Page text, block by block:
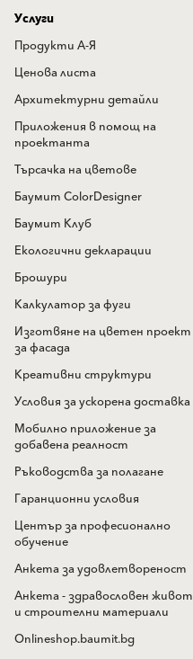
Услуги
Продукти А-Я
Ценова листа
Архитектурни детайли
Приложения в помощ на
проектанта
Търсачка на цветове
Баумит ColorDesigner
Баумит Клуб
Екологични декларации
Брошури
Калкулатор за фуги
Изготвяне на цветен проект
за фасада
Креативни структури
Условия за ускорена доставка
Мобилно приложение за
добавена реалност
Ръководства за полагане
Гаранционни условия
Център за професионално
обучение
Анкета за удовлетвореност
Анкета - здравословен живот
и строителни материали
Onlineshop.baumit.bg